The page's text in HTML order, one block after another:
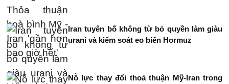
Iran tuyên bố không từ bỏ quyền làm giàu
urani và kiểm soát eo biển Hormuz
Nỗ lực thay đổi thoả thuận Mỹ-Iran trong